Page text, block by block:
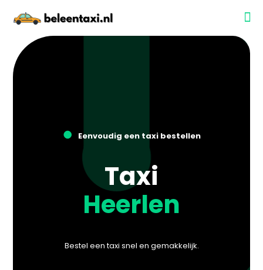
● Eenvoudig een taxi bestellen
Taxi
Heerlen
Bestel een taxi snel en gemakkelijk.